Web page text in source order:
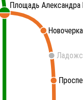
Площадь Александра